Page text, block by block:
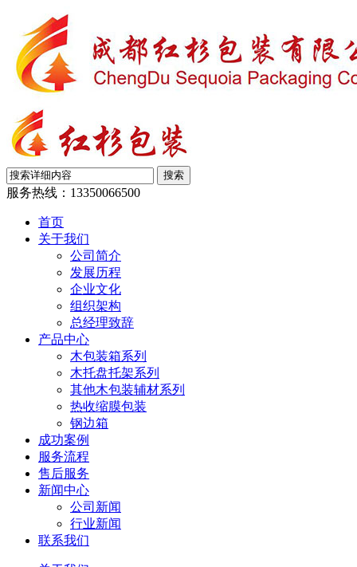
服务热线： 13350066500
首页
关于我们
公司简介
发展历程
企业文化
组织架构
总经理致辞
产品中心
木包装箱系列
木托盘托架系列
其他木包装辅材系列
热收缩膜包装
钢边箱
成功案例
服务流程
售后服务
新闻中心
公司新闻
行业新闻
联系我们